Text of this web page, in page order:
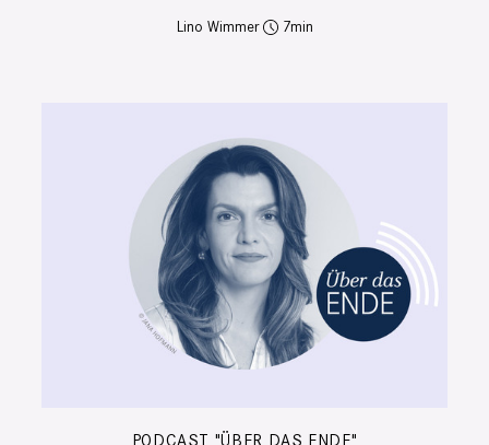
Lino Wimmer 7
PODCAST "ÜBER DAS ENDE"